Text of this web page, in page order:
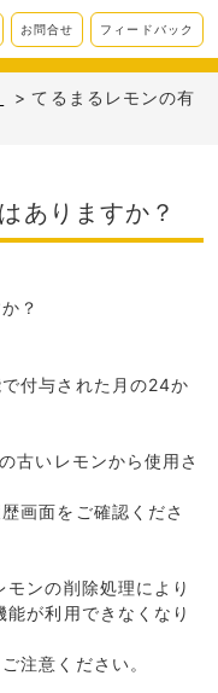
お問合せ フィードバック
> てるまるレモンの有
ありますか？
？
付与された月の24か
古いレモンから使用さ
画面をご確認くださ
ンの削除処理により
が利用できなくなり
注意ください。